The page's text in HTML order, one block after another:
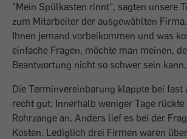
"Mein Spülkasten rinnt", sagten unsere
zum Mitarbeiter der ausgewählten Firma.
Ihnen jemand vorbeikommen und was
einfache Fragen, möchte man meinen,
Beantwortung nicht so schwer sein kann.
Die Terminvereinbarung klappte bei fast
recht gut. Innerhalb weniger Tage
Rohrzange an. Anders lief es bei der
Kosten. Lediglich drei Firmen waren